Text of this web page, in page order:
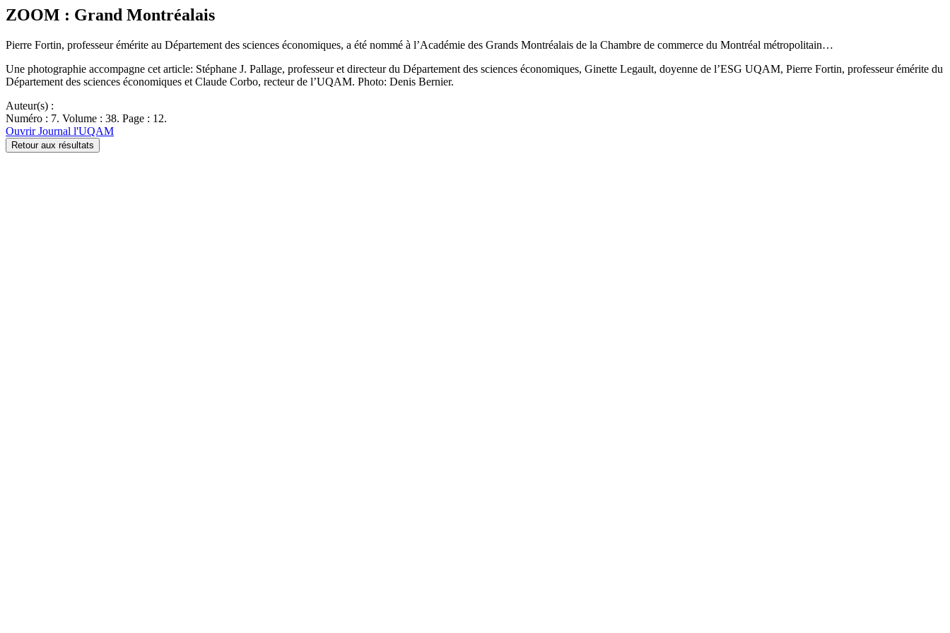
ZOOM : Grand Montréalais
Pierre Fortin, professeur émérite au Département des sciences économiques, a été nommé à l’Académie des Grands Montréalais de la Chambre de commerce du Montréal métropolitain…
Une photographie accompagne cet article: Stéphane J. Pallage, professeur et directeur du Département des sciences économiques, Ginette Legault, doyenne de l’ESG UQAM, Pierre Fortin, professeur émérite du
Département des sciences économiques et Claude Corbo, recteur de l’UQAM. Photo: Denis Bernier.
Auteur(s) :
Numéro : 7. Volume : 38. Page : 12.
Ouvrir Journal l'UQAM
Retour aux résultats